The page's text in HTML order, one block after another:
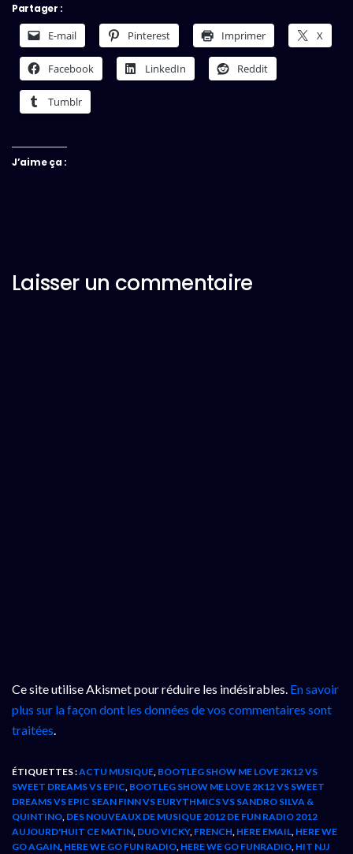
Partager :
E-mail Pinterest Imprimer X
Facebook LinkedIn Reddit
Tumblr
J’aime ça :
Laisser un commentaire
Ce site utilise Akismet pour réduire les indésirables. En savoir
plus sur la façon dont les données de vos commentaires sont
traitées.
ÉTIQUETTES :ACTU MUSIQUE BOOTLEG SHOW ME LOVE 2K12 VS
SWEET DREAMS VS EPIC BOOTLEG SHOW ME LOVE 2K12 VS SWEET
DREAMS VS EPIC SEAN FINN VS EURYTHMICS VS SANDRO SILVA &
QUINTINO DES NOUVEAUX DE MUSIQUE 2012 DE FUN RADIO 2012
AUJOURD'HUIT CE MATIN DUO VICKY, FRENCH HERE EMAIL HERE WE
GO AGAIN HERE WE GO FUN RADIO HERE WE GO FUNRADIO HIT NJJ